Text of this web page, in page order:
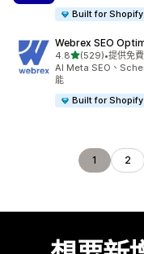
Built for Shopify
Webrex SEO
4.8滿分 5 顆星
(529)
共有 529 則評價
•提供免
AI Meta SEO、
能
Built for Shopify
1 2